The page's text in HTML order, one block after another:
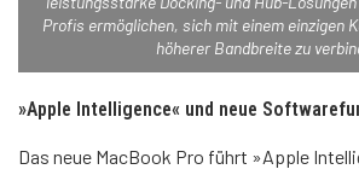
Profis ermöglichen, sich mit einem einzigen
höherer Bandbreite zu
»Apple Intelligence« und neue
Das neue MacBook Pro führt »Apple